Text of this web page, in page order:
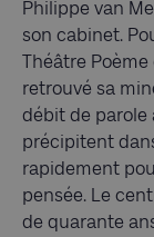
Philippe van
son cabinet.
Théâtre Poème
retrouvé sa
débit de parole
précipitent
rapidement
pensée. Le
de quarante